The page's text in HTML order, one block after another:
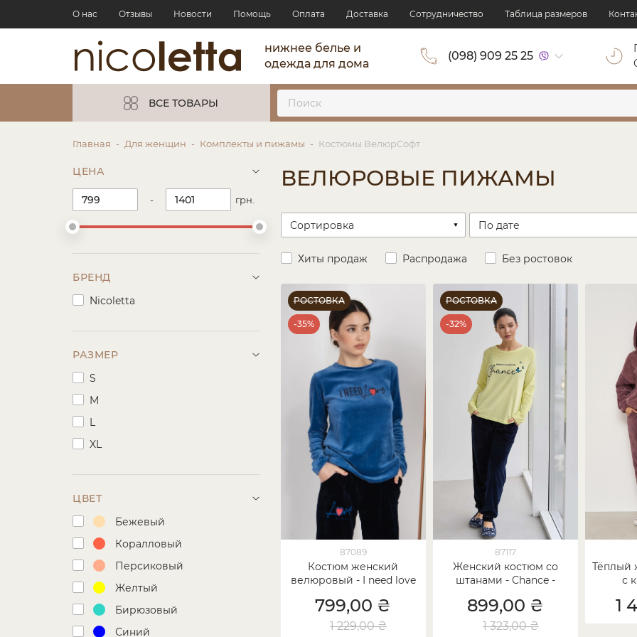
О нас Отзывы Новости Помощь Оплата Доставка Сотрудничество Таблица размеров
нижнее белье и
одежда для дома
(098) 909 25 25
ВСЕ ТОВАРЫ
Главная Для женщин Комплекты и пижамы Костюмы ВелюрСофт
ЦЕНА
- грн.
БРЕНД
Nicoletta
РАЗМЕР
S
M
L
XL
ЦВЕТ
Бежевый
Коралловый
Персиковый
Желтый
Бирюзовый
Синий
ВЕЛЮРОВЫЕ ПИЖАМЫ
Хиты продаж Распродажа Без ростовок
РОСТОВКА
-35%
87089
Костюм женский
велюровый - I need love
799,00 ₴
1 229,00 ₴
РОСТОВКА
-32%
87117
Женский костюм со
штанами - Chance -
899,00 ₴
1 323,00 ₴
Тёплый
с
1